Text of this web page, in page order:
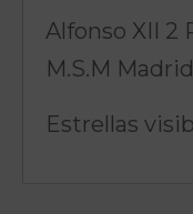
Alfonso XII 2
M.S.M Madrid
Estrellas